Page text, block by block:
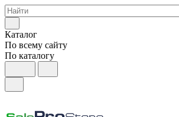
Каталог
По всему сайту
По каталогу